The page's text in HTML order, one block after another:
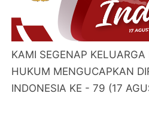
KAMI SEGENAP KELUARGA
HUKUM MENGUCAPKAN
INDONESIA KE - 79 (17